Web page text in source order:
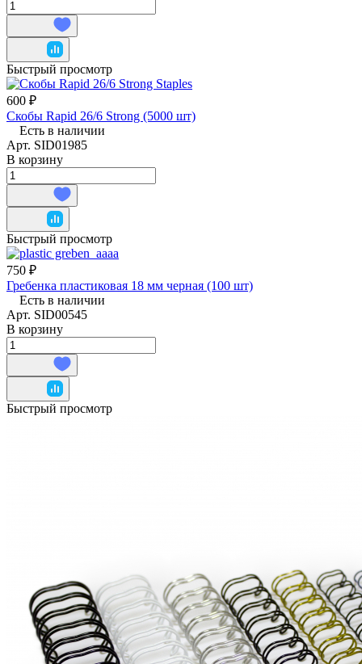
Быстрый просмотр
600 ₽
Скобы Rapid 26/6 Strong (5000 шт)
Есть в наличии
Арт. SID01985
В корзину
Быстрый просмотр
750 ₽
Гребенка пластиковая 18 мм черная (100 шт)
Есть в наличии
Арт. SID00545
В корзину
Быстрый просмотр